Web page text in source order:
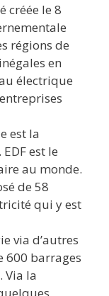
créée le 8
régions de
en
électrique
est la
est le
au monde.
de 58
qui y est
via d’autres
600 barrages
Via la